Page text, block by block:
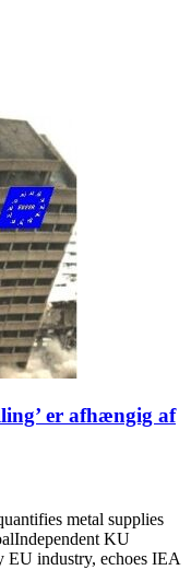
er afhængig af
metal supplies
KU
EU industry, echoes IEA